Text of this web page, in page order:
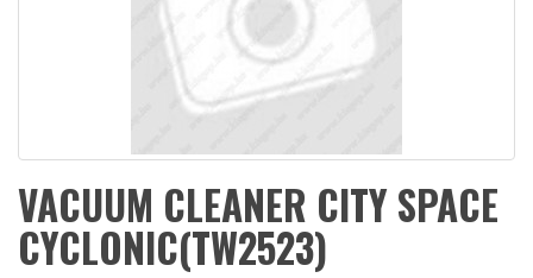
VACUUM CLEANER CITY SPACE
CYCLONIC(TW2523)